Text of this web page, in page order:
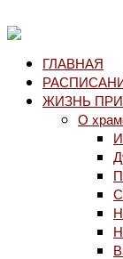
ГЛАВНАЯ
ЖИЗНЬ
О